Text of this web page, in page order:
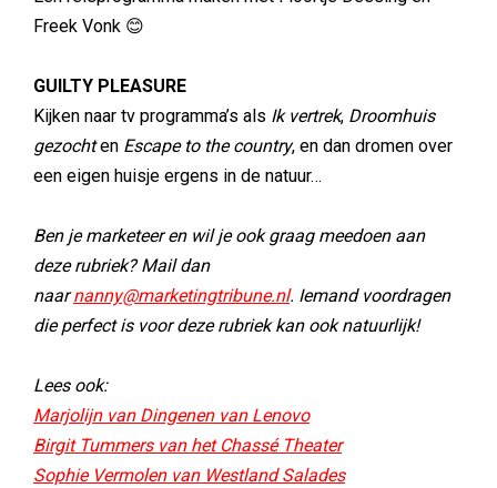
Freek Vonk 😊
GUILTY PLEASURE
Kijken naar tv programma’s als Ik vertrek, Droomhuis
gezochten Escape to the country, en dan dromen over
een eigen huisje ergens in de natuur…
Ben je marketeer en wil je ook graag meedoen aan
deze rubriek? Mail dan
naarnanny@marketingtribune.nl. Iemand voordragen
die perfect is voor deze rubriek kan ook natuurlijk!
Lees ook:
Marjolijn van Dingenen van Lenovo
Birgit Tummers van het Chassé Theater
Sophie Vermolen van Westland Salades